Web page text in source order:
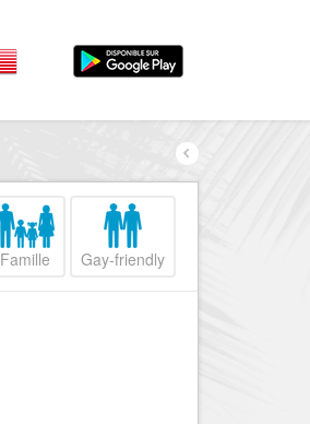
Par quartiers
Nice Promenade du
Nice le Port
Famille Gay-friendly